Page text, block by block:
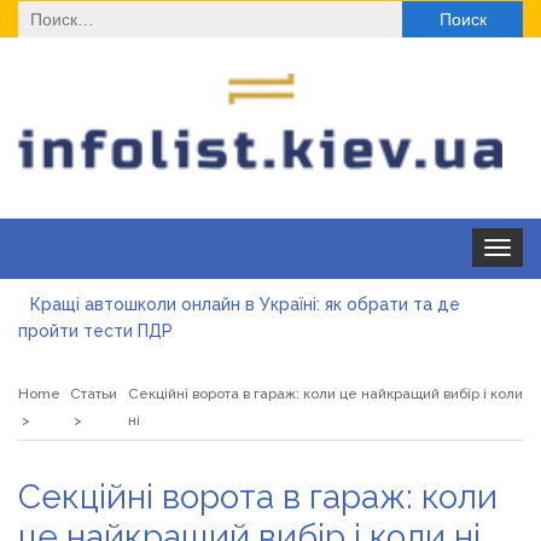
Найти:
Toggle
Кращі автошколи онлайн в Україні: як обрати та де
пройти тести ПДР
согреться
«Правильне електроживлення» — лідер серед компаній з
Home Статьи
Секційні ворота в гараж: коли це найкращий вибір і коли
ні
Секційні ворота в гараж: коли